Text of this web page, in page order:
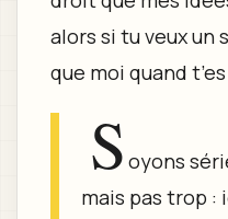
alors si tu veux un
que moi quand
S oyons
mais pas trop :